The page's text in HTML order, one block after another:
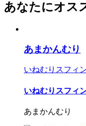
あなたにオス
あまかんむり
いねむりスフィ
いねむりスフィ
あまかんむり